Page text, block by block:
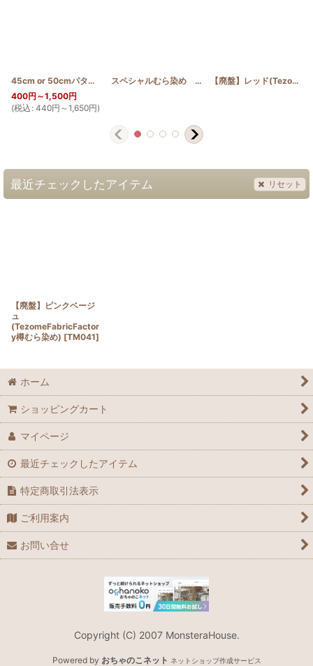
45cm or 50cmパターン(シェル) [PATTERN_T50_SHE]
400円 ～1,500円
(税込 : 440円 ～1,650円)
スペシャルむら染め ディープブルー [SP_B] 【廃盤】レッド(TezomeFabricFactory樽むら染め)
最近チェックしたアイテム リセット
【廃盤】ピンクベージ
ュ
(TezomeFabricFactor
y樽むら染め) [TM041]
ホーム
ショッピングカート
マイページ
最近チェックしたアイテム
特定商取引法表示
ご利用案内
お問い合せ
Copyright (C) 2007 MonsteraHouse.
Powered by おちゃのこネット ネットショップ作成サービス